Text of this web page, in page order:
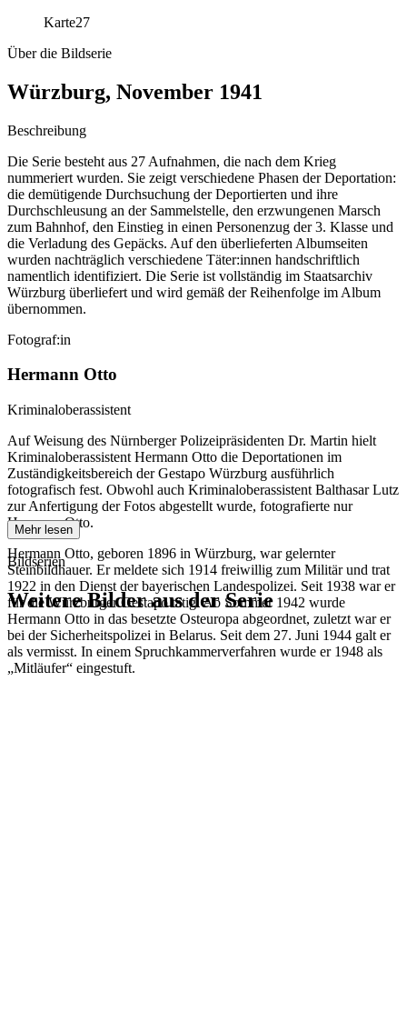
Karte27
Über die Bildserie
Würzburg, November 1941
Beschreibung
Die Serie besteht aus 27 Aufnahmen, die nach dem Krieg
nummeriert wurden. Sie zeigt verschiedene Phasen der Deportation:
die demütigende Durchsuchung der Deportierten und ihre
Durchschleusung an der Sammelstelle, den erzwungenen Marsch
zum Bahnhof, den Einstieg in einen Personenzug der 3. Klasse und
die Verladung des Gepäcks. Auf den überlieferten Albumseiten
wurden nachträglich verschiedene Täter:innen handschriftlich
namentlich identifiziert. Die Serie ist vollständig im Staatsarchiv
Würzburg überliefert und wird gemäß der Reihenfolge im Album
übernommen.
Fotograf:in
Hermann Otto
Kriminaloberassistent
Auf Weisung des Nürnberger Polizeipräsidenten Dr. Martin hielt
Kriminaloberassistent Hermann Otto die Deportationen im
Zuständigkeitsbereich der Gestapo Würzburg ausführlich
fotografisch fest. Obwohl auch Kriminaloberassistent Balthasar Lutz
zur Anfertigung der Fotos abgestellt wurde, fotografierte nur
Hermann Otto.
Hermann Otto, geboren 1896 in Würzburg, war gelernter
Steinbildhauer. Er meldete sich 1914 freiwillig zum Militär und trat
1922 in den Dienst der bayerischen Landespolizei. Seit 1938 war er
für die Würzburger Gestapo tätig. Ab Sommer 1942 wurde
Hermann Otto in das besetzte Osteuropa abgeordnet, zuletzt war er
bei der Sicherheitspolizei in Belarus. Seit dem 27. Juni 1944 galt er
als vermisst. In einem Spruchkammerverfahren wurde er 1948 als
„Mitläufer“ eingestuft.
Mehr lesen
Bildserien
Weitere Bilder aus der Serie
1941 Würzburg
1941 Würzburg
1941 Würzburg